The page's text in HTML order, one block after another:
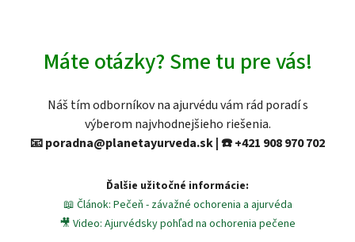
Máte otázky? Sme tu pre vás!
Náš tím odborníkov na ajurvédu vám rád poradí s
výberom najvhodnejšieho riešenia.
📧 poradna@planetayurveda.sk | ☎️ +421 908 970 702
Ďalšie užitočné informácie:
📖 Článok: Pečeň - závažné ochorenia a ajurvéda
🎥 Video: Ajurvédsky pohľad na ochorenia pečene